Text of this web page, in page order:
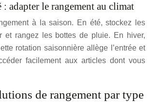
adapter le rangement au climat
à la saison. En été, stockez les
et rangez les bottes de pluie. En hiver,
rotation saisonnière allège l’entrée et
facilement aux articles dont vous
de rangement par type